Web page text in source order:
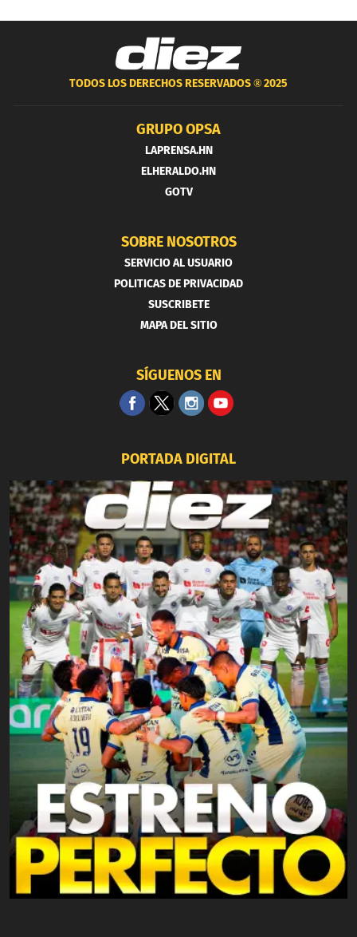
TODOS LOS DERECHOS RESERVADOS ®2025
GRUPO OPSA
LAPRENSA.HN
ELHERALDO.HN
GOTV
SOBRE NOSOTROS
SERVICIO AL USUARIO
POLITICAS DE PRIVACIDAD
SUSCRIBETE
MAPA DEL SITIO
SÍGUENOS EN
PORTADA DIGITAL